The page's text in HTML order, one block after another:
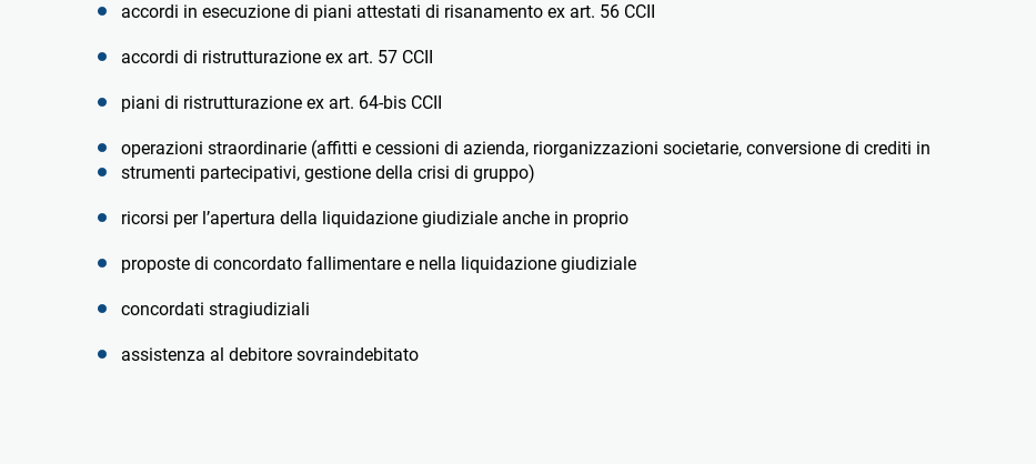
accordi in esecuzione di piani attestati di risanamento ex art. 56 CCII
accordi di ristrutturazione ex art. 57 CCII
piani di ristrutturazione ex art. 64-bis CCII
operazioni straordinarie (affitti e cessioni di azienda, riorganizzazioni societarie, conversione di crediti in
strumenti partecipativi, gestione della crisi di gruppo)
ricorsi per l’apertura della liquidazione giudiziale anche in proprio
proposte di concordato fallimentare e nella liquidazione giudiziale
concordati stragiudiziali
assistenza al debitore sovraindebitato